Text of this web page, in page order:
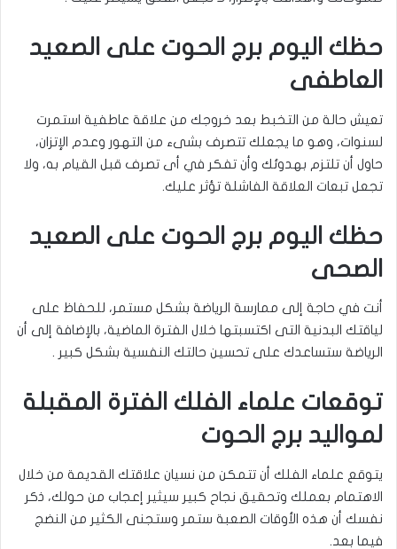
حظك اليوم برج الحوت على الصعيد
العاطفى
تعيش حالة من التخبط بعد خروجك من علاقة عاطفية استمرت
لسنوات، وهو ما يجعلك تتصرف بشىء من التهور وعدم الإتزان،
حاول أن تلتزم بهدوئك وأن تفكر في أى تصرف قبل القيام به، ولا
تجعل تبعات العلاقة الفاشلة تؤثر عليك.
حظك اليوم برج الحوت على الصعيد
الصحى
أنت في حاجة إلى ممارسة الرياضة بشكل مستمر، للحفاظ على
لياقتك البدنية التى اكتسبتها خلال الفترة الماضية، بالإضافة إلى أن
الرياضة ستساعدك على تحسين حالتك النفسية بشكل كبير .
توقعات علماء الفلك الفترة المقبلة
لمواليد برج الحوت
يتوقع علماء الفلك أن تتمكن من نسيان علاقتك القديمة من خلال
الاهتمام بعملك وتحقيق نجاح كبير سيثير إعجاب من حولك، ذكر
نفسك أن هذه الأوقات الصعبة ستمر وستجنى الكثير من النضج
فيما بعد.